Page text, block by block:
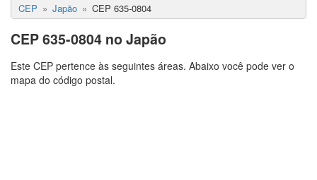
CEP Japão CEP 635-0804
CEP 635-0804 no Japão
Este CEP pertence às seguintes áreas. Abaixo você pode ver o
mapa do código postal.